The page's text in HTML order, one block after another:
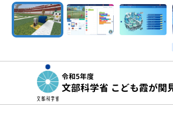
令和5年度
文部科学省 こども霞が関